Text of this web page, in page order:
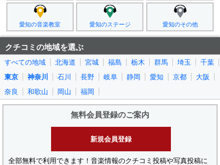
愛知の音楽教室 愛知のステージ 愛知のその他
クチコミの地域を選ぶ
すべての地域 北海道 宮城 福島 栃木 群馬 埼玉
千葉
東京
神奈川 石川 長野 岐阜 静岡 愛知 京都
大阪
奈良
和歌山 岡山 福岡
無料会員登録のご案内
新規会員登録
全部無料で利用できます！音楽情報のクチコミ投稿や写真投稿に